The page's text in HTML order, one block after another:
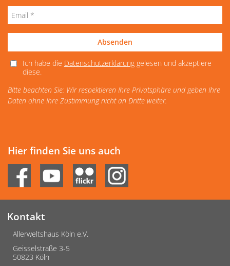
Absenden
Ich habe die Datenschutzerklärunggelesen und akzeptiere
diese.
Bitte beachten Sie: Wir respektieren Ihre Privatsphäre und geben Ihre
Daten ohne Ihre Zustimmung nicht an Dritte weiter.
Hier finden Sie uns auch
Kontakt
Allerweltshaus Köln e.V.
Geisselstraße 3-5
50823 Köln